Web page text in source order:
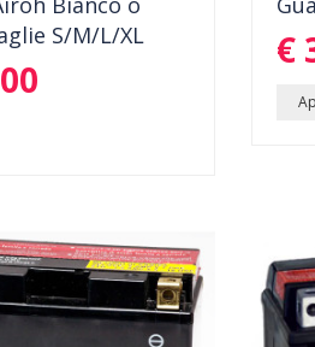
BIANCO TAGLIA M CM
S/M/L/XL
€